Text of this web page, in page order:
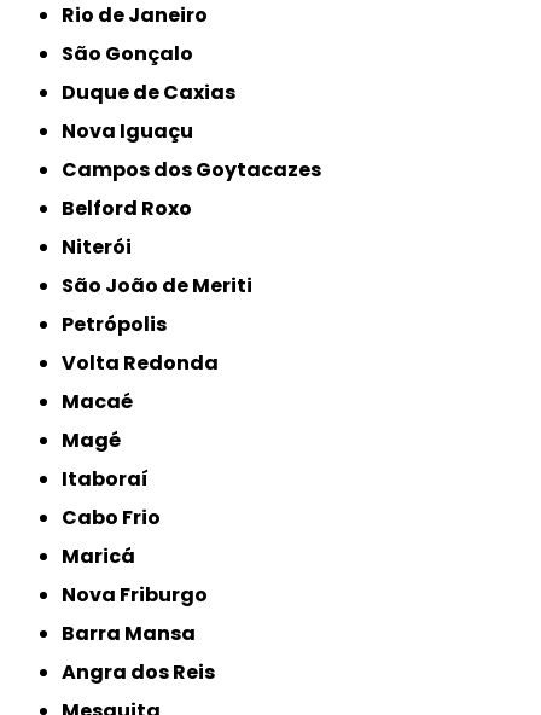
Rio de Janeiro
São Gonçalo
Duque de Caxias
Nova Iguaçu
Campos dos Goytacazes
Belford Roxo
Niterói
São João de Meriti
Petrópolis
Volta Redonda
Macaé
Magé
Itaboraí
Cabo Frio
Maricá
Nova Friburgo
Barra Mansa
Angra dos Reis